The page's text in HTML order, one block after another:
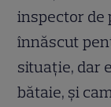
inspector de
înnăscut
situație, dar
bătaie, și